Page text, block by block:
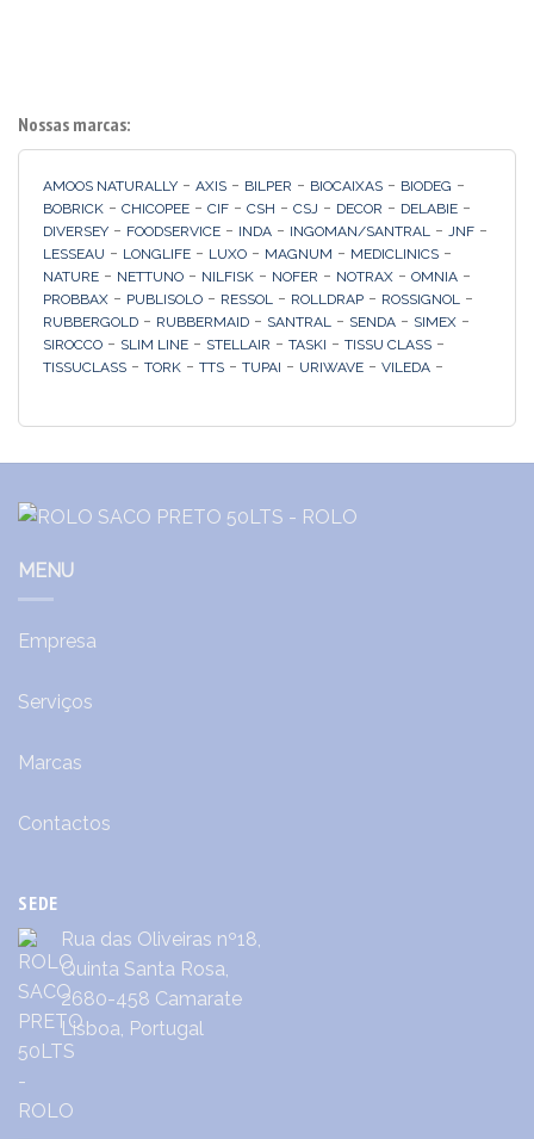
Nossas marcas:
AMOOS NATURALLY - AXIS - BILPER - BIOCAIXAS - BIODEG -
BOBRICK - CHICOPEE - CIF - CSH - CSJ - DECOR - DELABIE -
DIVERSEY - FOODSERVICE - INDA - INGOMAN/SANTRAL - JNF -
LESSEAU - LONGLIFE - LUXO - MAGNUM - MEDICLINICS -
NATURE - NETTUNO - NILFISK - NOFER - NOTRAX - OMNIA -
PROBBAX - PUBLISOLO - RESSOL - ROLLDRAP - ROSSIGNOL -
RUBBERGOLD - RUBBERMAID - SANTRAL - SENDA - SIMEX -
SIROCCO - SLIM LINE - STELLAIR - TASKI - TISSU CLASS -
TISSUCLASS - TORK - TTS - TUPAI - URIWAVE - VILEDA -
MENU
Empresa
Serviços
Marcas
Contactos
SEDE
Rua das Oliveiras nº18,
Quinta Santa Rosa,
2680-458 Camarate
Lisboa, Portugal